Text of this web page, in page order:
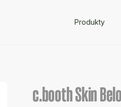
Produkty
c.booth Skin